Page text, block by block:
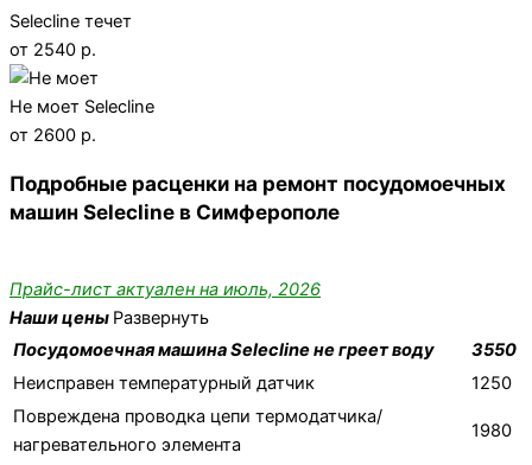
Selecline течет
от 2540 р.
Не моет Selecline
от 2600 р.
Подробные расценки на ремонт посудомоечных
машин Selecline в Симферополе
Прайс-лист актуален на июль, 2026
Наши цены Развернуть
Посудомоечная машина Selecline не греет воду
3550
Неисправен температурный датчик
1250
Повреждена проводка цепи термодатчика/
нагревательного элемента
1980